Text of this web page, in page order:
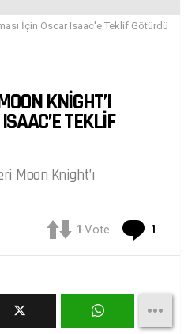
İçin Oscar Isaac'e Teklif Götürdü
KNIGHT’I
TEKLIF
Moon Knight’ı
1 Vote 1